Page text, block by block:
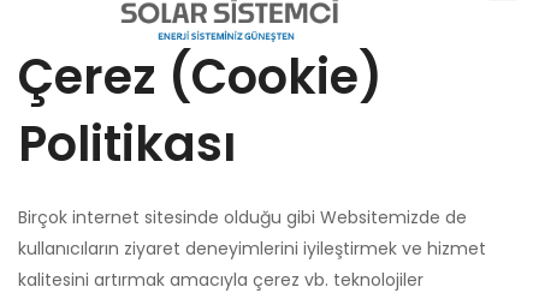
Çerez (Cookie)
Politikası
Birçok internet sitesinde olduğu gibi Websitemizde de
kullanıcıların ziyaret deneyimlerini iyileştirmek ve hizmet
kalitesini artırmak amacıyla çerez vb. teknolojiler